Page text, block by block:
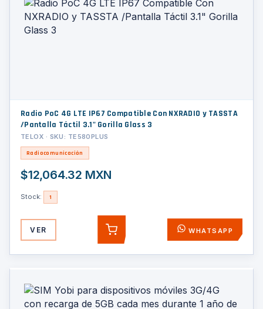
Radio PoC 4G LTE IP67 Compatible Con NXRADIO y TASSTA
/Pantalla Táctil 3.1" Gorilla Glass 3
TELOX · SKU: TE580PLUS
Radiocomunicación
$12,064.32 MXN
Stock: 1
VER AGREGAR WHATSAPP